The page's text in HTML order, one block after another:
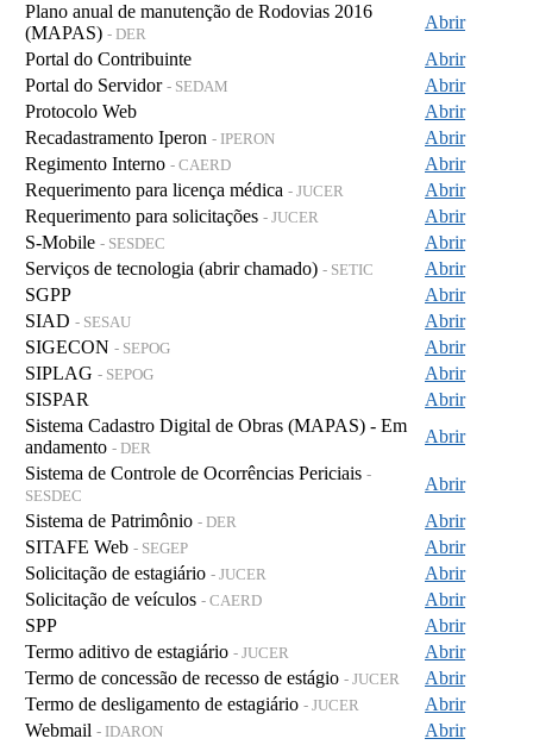
Plano anual de manutenção de Rodovias 2016
(MAPAS) - DER
Abrir
Portal do Contribuinte
Abrir
Portal do Servidor - SEDAM
Abrir
Protocolo Web
Abrir
Recadastramento Iperon - IPERON
Abrir
Regimento Interno - CAERD
Abrir
Requerimento para licença médica - JUCER
Abrir
Requerimento para solicitações - JUCER
Abrir
S-Mobile - SESDEC
Abrir
Serviços de tecnologia (abrir chamado) - SETIC
Abrir
SGPP
Abrir
SIAD - SESAU
Abrir
SIGECON - SEPOG
Abrir
SIPLAG - SEPOG
Abrir
SISPAR
Abrir
Sistema Cadastro Digital de Obras (MAPAS) - Em
andamento - DER
Abrir
Sistema de Controle de Ocorrências Periciais -
SESDEC
Abrir
Sistema de Patrimônio - DER
Abrir
SITAFE Web - SEGEP
Abrir
Solicitação de estagiário - JUCER
Abrir
Solicitação de veículos - CAERD
Abrir
SPP
Abrir
Termo aditivo de estagiário - JUCER
Abrir
Termo de concessão de recesso de estágio - JUCER
Abrir
Termo de desligamento de estagiário - JUCER
Abrir
Webmail - IDARON
Abrir